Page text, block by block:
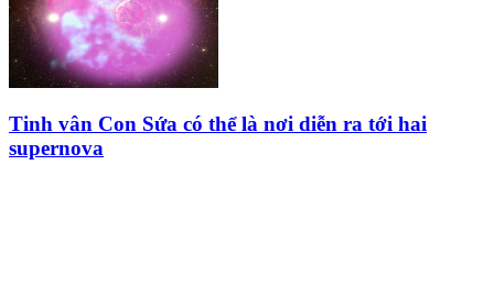
Tinh vân Con Sứa có thể là nơi diễn ra tới hai
supernova